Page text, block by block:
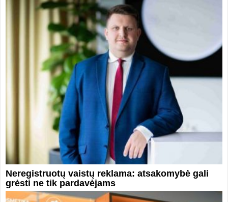
Neregistruotų vaistų reklama: atsakomybė gali
grėsti ne tik pardavėjams